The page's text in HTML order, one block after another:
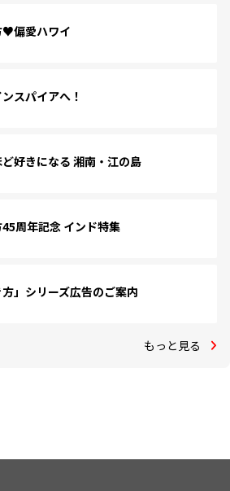
♥偏愛ハワイ
スパイアへ！
好きになる 湘南・江の島
周年記念 インド特集
方」シリーズ広告のご案内
もっと見る